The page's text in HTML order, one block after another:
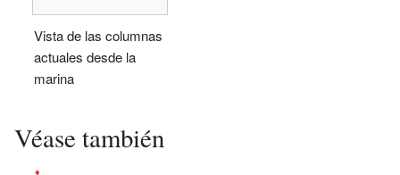
Vista de las columnas
actuales desde la
marina
Véase también